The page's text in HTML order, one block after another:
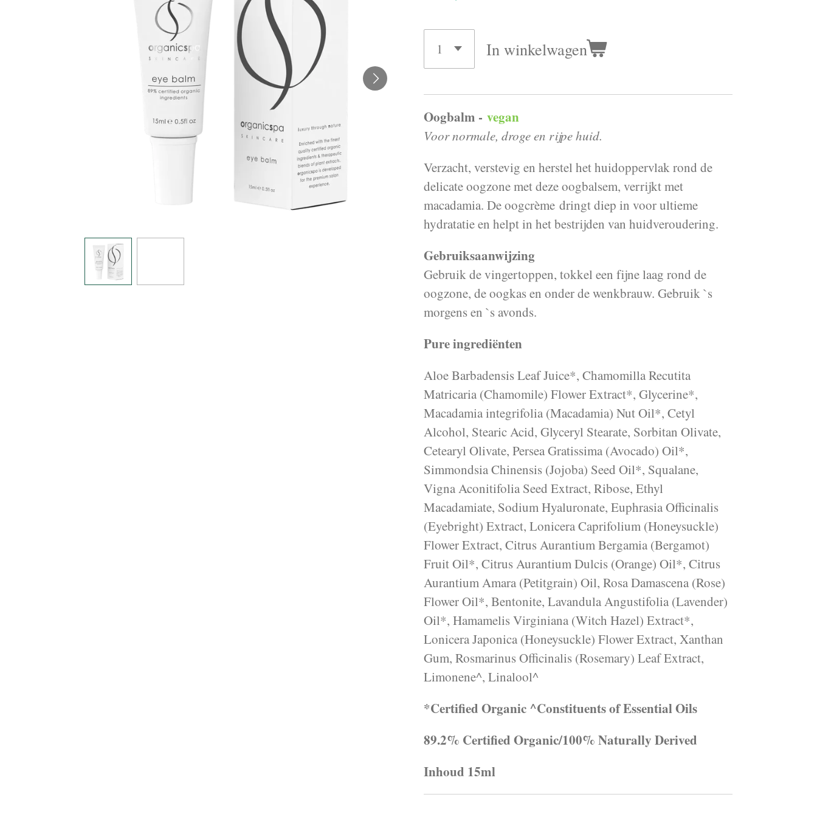
In winkelwagen
Oogbalm - vegan
Voor normale, droge en rijpe huid.
Verzacht, verstevig en herstel het huidoppervlak rond de
delicate oogzone met deze oogbalsem, verrijkt met
macadamia. De oogcrème dringt diep in voor ultieme
hydratatie en helpt in het bestrijden van huidveroudering.
Gebruiksaanwijzing
Gebruik de vingertoppen, tokkel een fijne laag rond de
oogzone, de oogkas en onder de wenkbrauw. Gebruik `s
morgens en `s avonds.
Pure ingrediënten
Aloe Barbadensis Leaf Juice*, Chamomilla Recutita
Matricaria (Chamomile) Flower Extract*, Glycerine*,
Macadamia integrifolia (Macadamia) Nut Oil*, Cetyl
Alcohol, Stearic Acid, Glyceryl Stearate, Sorbitan Olivate,
Cetearyl Olivate, Persea Gratissima (Avocado) Oil*,
Simmondsia Chinensis (Jojoba) Seed Oil*, Squalane,
Vigna Aconitifolia Seed Extract, Ribose, Ethyl
Macadamiate, Sodium Hyaluronate, Euphrasia Officinalis
(Eyebright) Extract, Lonicera Caprifolium (Honeysuckle)
Flower Extract, Citrus Aurantium Bergamia (Bergamot)
Fruit Oil*, Citrus Aurantium Dulcis (Orange) Oil*, Citrus
Aurantium Amara (Petitgrain) Oil, Rosa Damascena (Rose)
Flower Oil*, Bentonite, Lavandula Angustifolia (Lavender)
Oil*, Hamamelis Virginiana (Witch Hazel) Extract*,
Lonicera Japonica (Honeysuckle) Flower Extract, Xanthan
Gum, Rosmarinus Officinalis (Rosemary) Leaf Extract,
Limonene^, Linalool^
*Certified Organic ^Constituents of Essential Oils
89.2% Certified Organic/100% Naturally Derived
Inhoud 15ml